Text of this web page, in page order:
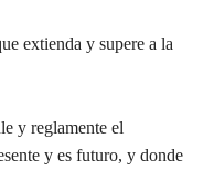
extienda y supere a la
y reglamente el
y es futuro, y donde